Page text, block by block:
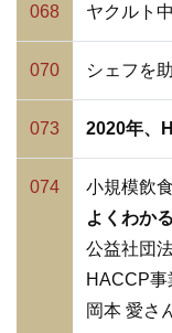
068 ヤクルト
070 シェフを
073 2020年、
074
小規模飲
よくわか
公益社団
HACCP事
岡本 愛さ